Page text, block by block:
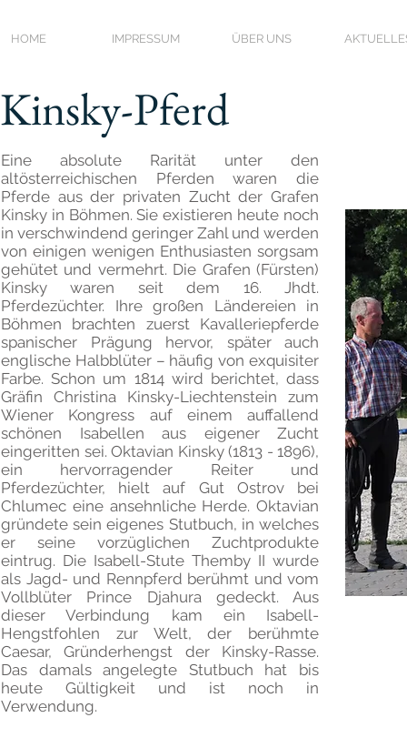
HOME IMPRESSUM ÜBER UNS
Kinsky-Pferd
Eine absolute Rarität unter den
altösterreichischen Pferden waren die
Pferde aus der privaten Zucht der Grafen
Kinsky in Böhmen. Sie existieren heute noch
in verschwindend geringer Zahl und werden
von einigen wenigen Enthusiasten sorgsam
gehütet und vermehrt. Die Grafen (Fürsten)
Kinsky waren seit dem 16. Jhdt.
Pferdezüchter. Ihre großen Ländereien in
Böhmen brachten zuerst Kavalleriepferde
spanischer Prägung hervor, später auch
englische Halbblüter – häufig von exquisiter
Farbe. Schon um 1814 wird berichtet, dass
Gräfin Christina Kinsky-Liechtenstein zum
Wiener Kongress auf einem auffallend
schönen Isabellen aus eigener Zucht
eingeritten sei. Oktavian Kinsky (1813 - 1896),
ein hervorragender Reiter und
Pferdezüchter, hielt auf Gut Ostrov bei
Chlumec eine ansehnliche Herde. Oktavian
gründete sein eigenes Stutbuch, in welches
er seine vorzüglichen Zuchtprodukte
eintrug. Die Isabell-Stute Themby II wurde
als Jagd- und Rennpferd berühmt und vom
Vollblüter Prince Djahura gedeckt. Aus
dieser Verbindung kam ein Isabell-
Hengstfohlen zur Welt, der berühmte
Caesar, Gründerhengst der Kinsky-Rasse.
Das damals angelegte Stutbuch hat bis
heute Gültigkeit und ist noch in
Verwendung.